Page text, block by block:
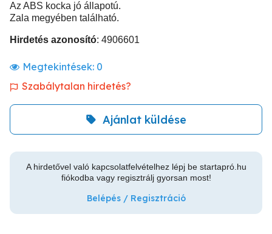
Az ABS kocka jó állapotú.
Zala megyében található.
Hirdetés azonosító: 4906601
Megtekintések: 0
Szabálytalan hirdetés?
Ajánlat küldése
A hirdetővel való kapcsolatfelvételhez lépj be startapró.hu
fiókodba vagy regisztrálj gyorsan most!
Belépés / Regisztráció